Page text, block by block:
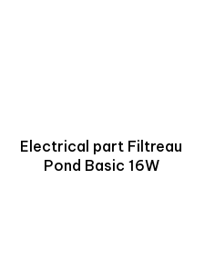
Electrical part Filtreau
Pond Basic 16W